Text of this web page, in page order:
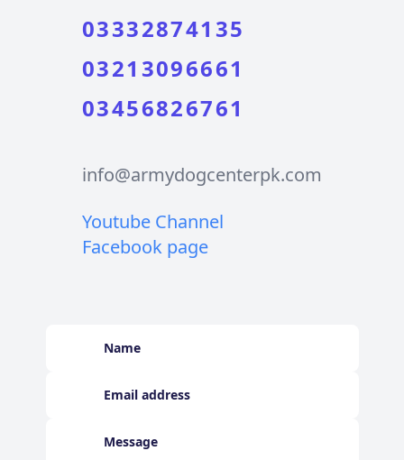
03332874135
03213096661
03456826761
info@armydogcenterpk.com
Youtube Channel
Facebook page